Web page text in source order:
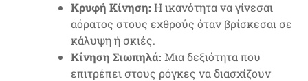
Κρυφή Κίνηση: Η ικανότητα να γίνεσαι
αόρατος στους εχθρούς όταν βρίσκεσαι σε
κάλυψη ή σκιές.
Κίνηση Σιωπηλά: Μια δεξιότητα που
επιτρέπει στους ρόγκες να διασχίζουν